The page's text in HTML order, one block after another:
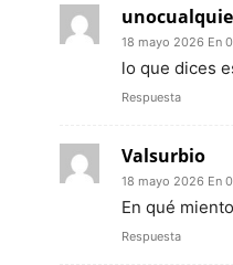
18 mayo 2026 En
lo que dices
Respuesta
Valsurbio
18 mayo 2026 En
En qué
Respuesta